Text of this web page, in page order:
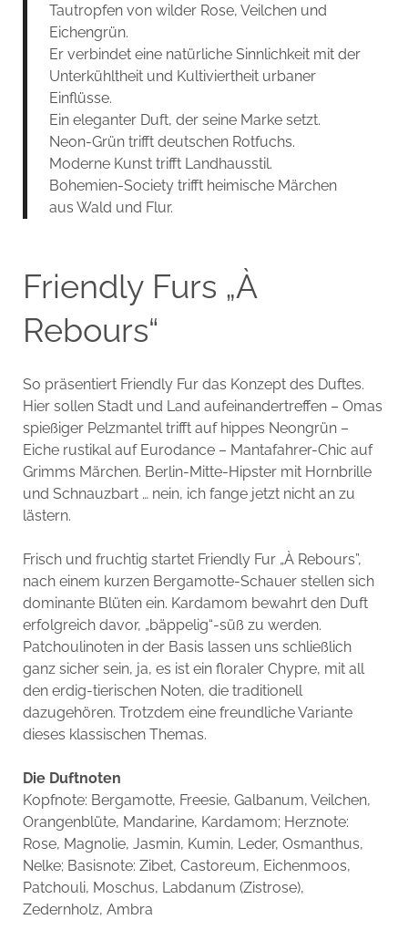
Tautropfen von wilder Rose, Veilchen und
Eichengrün.
Er verbindet eine natürliche Sinnlichkeit mit der
Unterkühltheit und Kultiviertheit urbaner
Einflüsse.
Ein eleganter Duft, der seine Marke setzt.
Neon-Grün trifft deutschen Rotfuchs.
Moderne Kunst trifft Landhausstil.
Bohemien-Society trifft heimische Märchen
aus Wald und Flur.
Friendly Furs „À
Rebours“
So präsentiert Friendly Fur das Konzept des Duftes.
Hier sollen Stadt und Land aufeinandertreffen – Omas
spießiger Pelzmantel trifft auf hippes Neongrün –
Eiche rustikal auf Eurodance – Mantafahrer-Chic auf
Grimms Märchen. Berlin-Mitte-Hipster mit Hornbrille
und Schnauzbart … nein, ich fange jetzt nicht an zu
lästern.
Frisch und fruchtig startet Friendly Fur „À Rebours”,
nach einem kurzen Bergamotte-Schauer stellen sich
dominante Blüten ein. Kardamom bewahrt den Duft
erfolgreich davor, „bäppelig“-süß zu werden.
Patchoulinoten in der Basis lassen uns schließlich
ganz sicher sein, ja, es ist ein floraler Chypre, mit all
den erdig-tierischen Noten, die traditionell
dazugehören. Trotzdem eine freundliche Variante
dieses klassischen Themas.
Die Duftnoten
Kopfnote: Bergamotte, Freesie, Galbanum, Veilchen,
Orangenblüte, Mandarine, Kardamom; Herznote:
Rose, Magnolie, Jasmin, Kumin, Leder, Osmanthus,
Nelke; Basisnote: Zibet, Castoreum, Eichenmoos,
Patchouli, Moschus, Labdanum (Zistrose),
Zedernholz, Ambra